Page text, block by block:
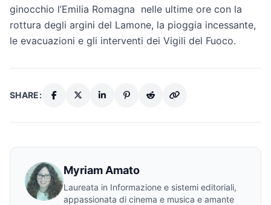
ginocchio l’Emilia Romagna nelle ultime ore con la
rottura degli argini del Lamone, la pioggia incessante,
le evacuazioni e gli interventi dei Vigili del Fuoco.
SHARE:
Myriam Amato
Laureata in Informazione e sistemi editoriali,
appassionata di cinema e musica e amante